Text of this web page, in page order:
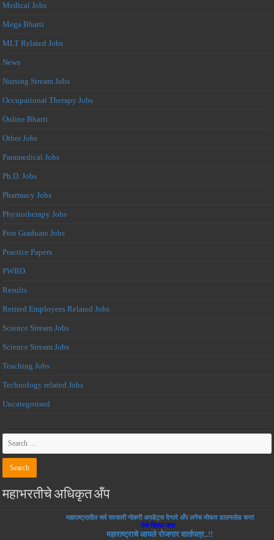
Medical Jobs
Mega Bharti
MLT Related Jobs
News
Nursing Stream Jobs
Occupational Therapy Jobs
Online Bharti
Other Jobs
Paramedical Jobs
Ph.D. Jobs
Pharmacy Jobs
Physiotherapy Jobs
Post Graduate Jobs
Practice Papers
PWBD
Results
Retired Employees Related Jobs
Science Stream Jobs
Science Stream Jobs
Teaching Jobs
Technology related Jobs
Uncategorised
महाभरतीचे अधिकृत अँप
महाराष्ट्रातील सर्व सरकारी नोकरी अपडेट्स देणारे अँप लगेच मोफत डाउनलोड करा!
येथे क्लिक करा
महाराष्ट्राचे आपले रोजगार वार्तापत्र..!!